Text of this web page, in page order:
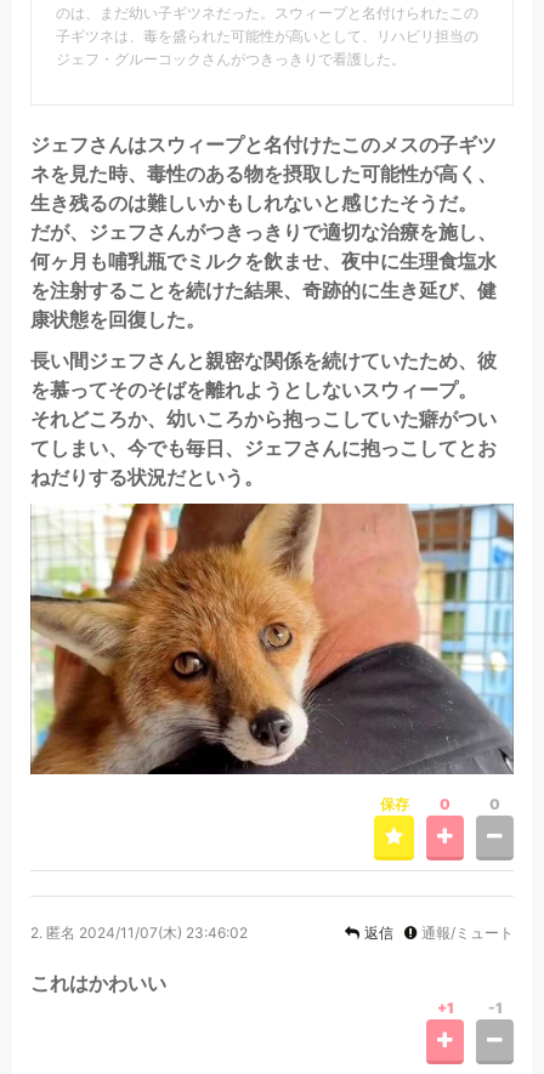
のは、まだ幼い子ギツネだった。スウィープと名付けられたこの
子ギツネは、毒を盛られた可能性が高いとして、リハビリ担当の
ジェフ・グルーコックさんがつきっきりで看護した。
ジェフさんはスウィープと名付けたこのメスの子ギツ
ネを見た時、毒性のある物を摂取した可能性が高く、
生き残るのは難しいかもしれないと感じたそうだ。
だが、ジェフさんがつきっきりで適切な治療を施し、
何ヶ月も哺乳瓶でミルクを飲ませ、夜中に生理食塩水
を注射することを続けた結果、奇跡的に生き延び、健
康状態を回復した。
長い間ジェフさんと親密な関係を続けていたため、彼
を慕ってそのそばを離れようとしないスウィープ。
それどころか、幼いころから抱っこしていた癖がつい
てしまい、今でも毎日、ジェフさんに抱っこしてとお
ねだりする状況だという。
保存 0 0
2. 匿名 2024/11/07(木) 23:46:02 返信 通報/ミュート
これはかわいい
+1 -1